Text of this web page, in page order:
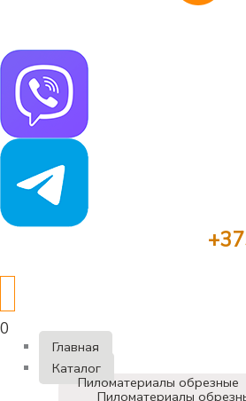
0
Главная
Каталог
Пиломатериалы обрезные
Пиломатериалы